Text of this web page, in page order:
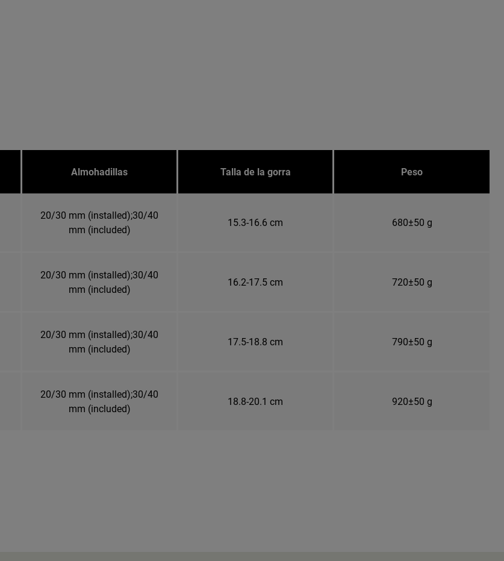
Almohadillas Talla de la gorra Peso
20/30 mm (installed);30/40
mm (included)
15.3-16.6 cm 680±50 g
20/30 mm (installed);30/40
mm (included)
16.2-17.5 cm 720±50 g
20/30 mm (installed);30/40
mm (included)
17.5-18.8 cm 790±50 g
20/30 mm (installed);30/40
mm (included)
18.8-20.1 cm 920±50 g